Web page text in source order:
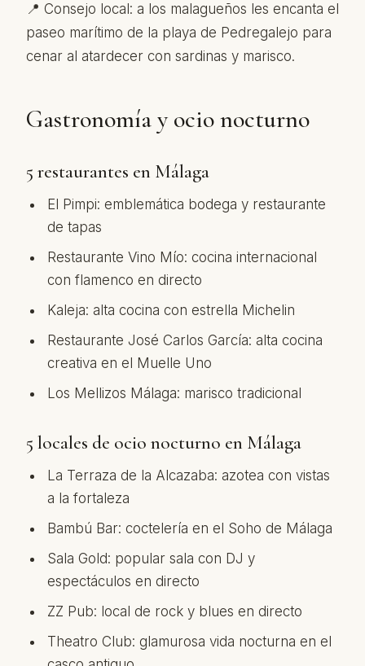
📍 Consejo local: a los malagueños les encanta el
paseo marítimo de la playa de Pedregalejo para
cenar al atardecer con sardinas y marisco.
Gastronomía y ocio nocturno
5 restaurantes en Málaga
El Pimpi: emblemática bodega y restaurante
de tapas
Restaurante Vino Mío: cocina internacional
con flamenco en directo
Kaleja: alta cocina con estrella Michelin
Restaurante José Carlos García: alta cocina
creativa en el Muelle Uno
Los Mellizos Málaga: marisco tradicional
5 locales de ocio nocturno en Málaga
La Terraza de la Alcazaba: azotea con vistas
a la fortaleza
Bambú Bar: coctelería en el Soho de Málaga
Sala Gold: popular sala con DJ y
espectáculos en directo
ZZ Pub: local de rock y blues en directo
Theatro Club: glamurosa vida nocturna en el